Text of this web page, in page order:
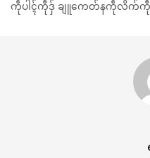
ကဵုပါၚ်ကီုဒှ် ချူကေတ်နကဵုလိက်ကီုဒှ် ပ္
Lost password?